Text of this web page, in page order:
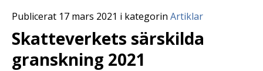
Publicerat 17 mars 2021 i kategorin Artiklar
Skatteverkets särskilda
granskning 2021